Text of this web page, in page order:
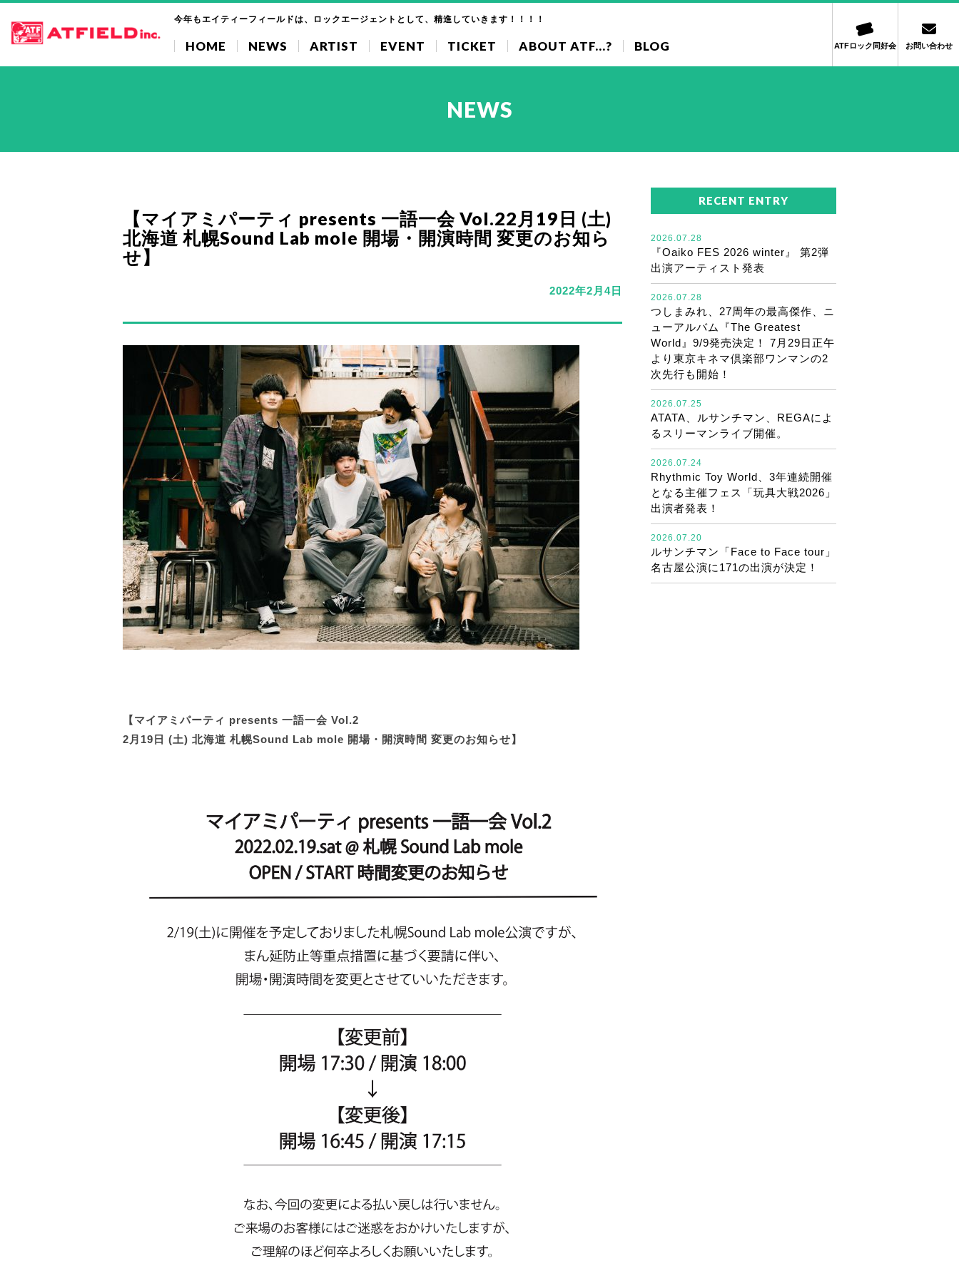
今年もエイティーフィールドは、ロックエージェントとして、精進していきます！！！！
HOME NEWS ARTIST EVENT TICKET ABOUT ATF...? BLOG ATFロック同好会 お問い合わせ
NEWS
【マイアミパーティ presents 一語一会 Vol.22月19日 (土)
北海道 札幌Sound Lab mole 開場・開演時間 変更のお知ら
せ】
2022年2月4日
【マイアミパーティ presents 一語一会 Vol.2
2月19日 (土) 北海道 札幌Sound Lab mole 開場・開演時間 変更のお知らせ】
RECENT ENTRY
2026.07.28
『Oaiko FES 2026 winter』 第2弾
出演アーティスト発表
2026.07.28
つしまみれ、27周年の最高傑作、ニ
ューアルバム『The Greatest
World』9/9発売決定！ 7月29日正午
より東京キネマ倶楽部ワンマンの2
次先行も開始！
2026.07.25
ATATA、ルサンチマン、REGAによ
るスリーマンライブ開催。
2026.07.24
Rhythmic Toy World、3年連続開催
となる主催フェス「玩具大戦2026」
出演者発表！
2026.07.20
ルサンチマン「Face to Face tour」
名古屋公演に171の出演が決定！